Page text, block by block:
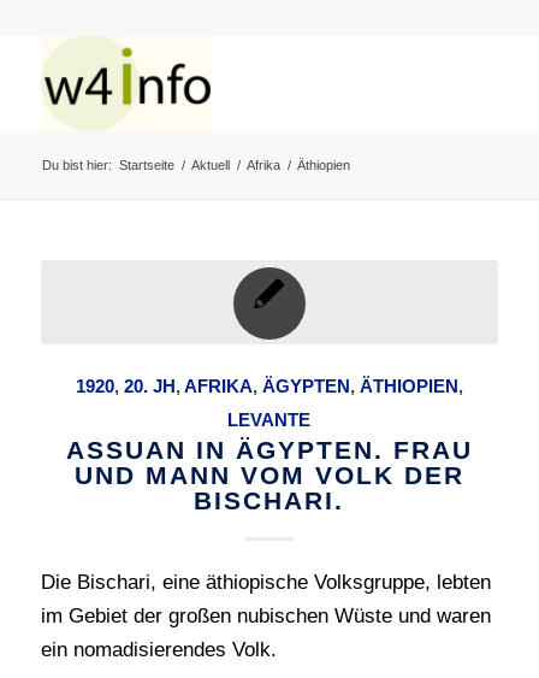
Du bist hier: Startseite / Aktuell / Afrika / Äthiopien
1920, 20. JH,AFRIKA, ÄGYPTEN, ÄTHIOPIEN,
LEVANTE
ASSUAN IN ÄGYPTEN. FRAU
UND MANN VOM VOLK DER
BISCHARI.
Die Bischari, eine äthiopische Volksgruppe, lebten
im Gebiet der großen nubischen Wüste und waren
ein nomadisierendes Volk.